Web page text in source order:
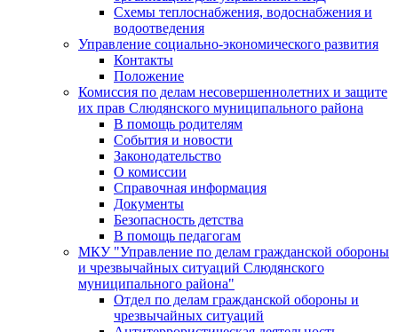
Схемы теплоснабжения, водоснабжения и
водоотведения
Управление социально-экономического развития
Контакты
Положение
Комиссия по делам несовершеннолетних и защите
их прав Слюдянского муниципального района
В помощь родителям
События и новости
Законодательство
О комиссии
Справочная информация
Документы
Безопасность детства
В помощь педагогам
МКУ "Управление по делам гражданской обороны
и чрезвычайных ситуаций Слюдянского
муниципального района"
Отдел по делам гражданской обороны и
чрезвычайных ситуаций